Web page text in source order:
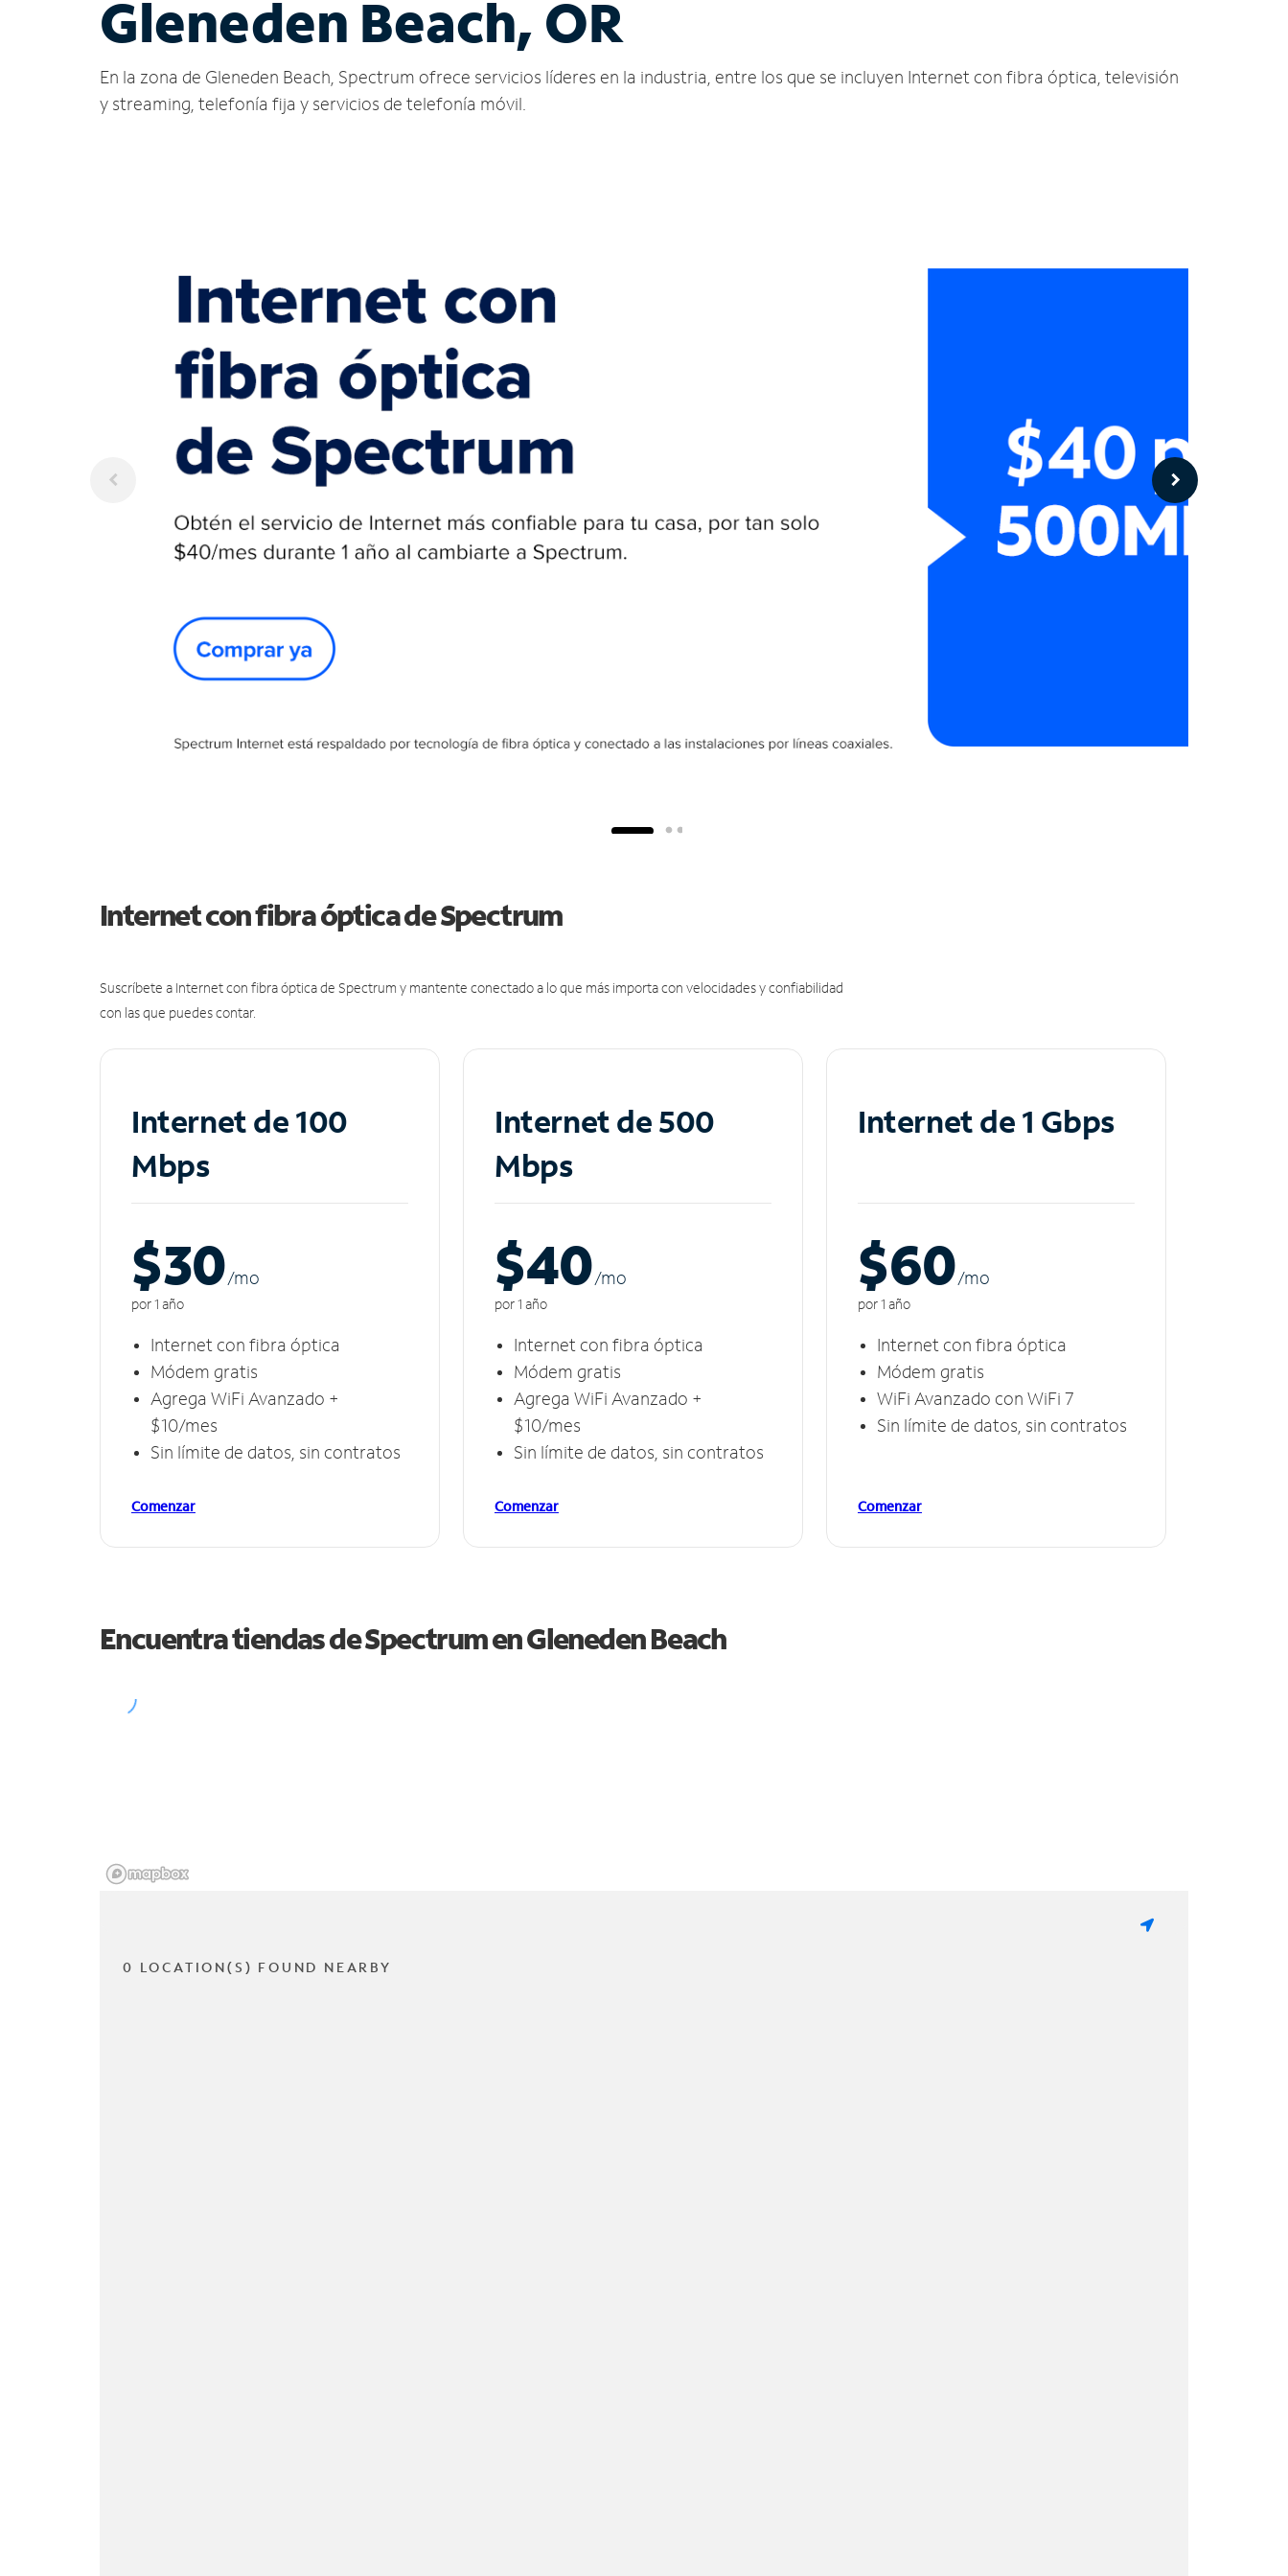
Gleneden Beach, OR
En la zona de Gleneden Beach, Spectrum ofrece servicios líderes en la industria, entre los que se incluyen Internet con fibra óptica, televisión
y streaming, telefonía fija y servicios de telefonía móvil.
Internet con fibra óptica de Spectrum
Suscríbete a Internet con fibra óptica de Spectrum y mantente conectado a lo que más importa con velocidades y confiabilidad
con las que puedes contar.
Internet de 100
Mbps
$30/mo
por 1 año
Internet con fibra óptica
Módem gratis
Agrega WiFi Avanzado +
$10/mes
Sin límite de datos, sin contratos
Comenzar
Internet de 500
Mbps
$40/mo
por 1 año
Internet con fibra óptica
Módem gratis
Agrega WiFi Avanzado +
$10/mes
Sin límite de datos, sin contratos
Comenzar
Internet de 1 Gbps
$60/mo
por 1 año
Internet con fibra óptica
Módem gratis
WiFi Avanzado con WiFi 7
Sin límite de datos, sin contratos
Comenzar
Encuentra tiendas de Spectrum enGleneden Beach
0 LOCATION(S) FOUND NEARBY